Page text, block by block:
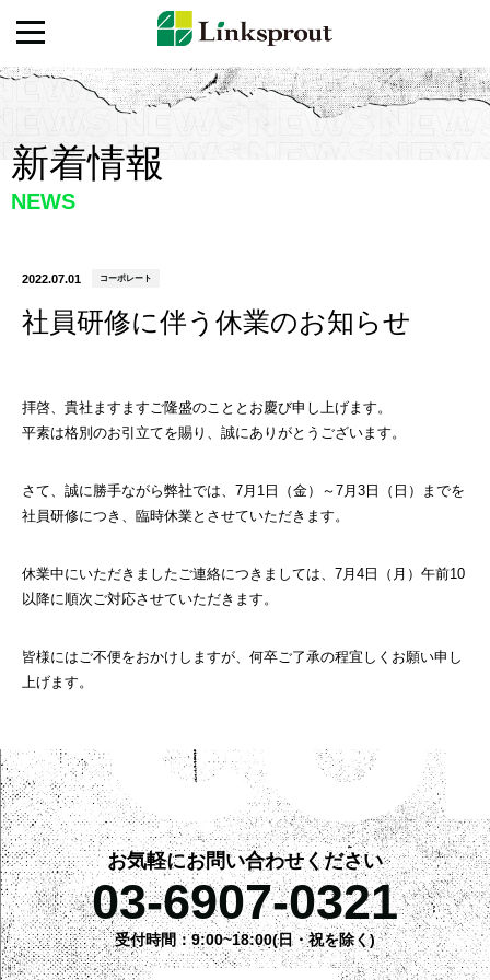
新着情報
NEWS
2022.07.01 コーポレート
社員研修に伴う休業のお知らせ
拝啓、貴社ますますご隆盛のこととお慶び申し上げます。
平素は格別のお引立てを賜り、誠にありがとうございます。
さて、誠に勝手ながら弊社では、7月1日（金）～7月3日（日）までを
社員研修につき、臨時休業とさせていただきます。
休業中にいただきましたご連絡につきましては、7月4日（月）午前10
以降に順次ご対応させていただきます。
皆様にはご不便をおかけしますが、何卒ご了承の程宜しくお願い申し
上げます。
お気軽にお問い合わせください
03-6907-0321
受付時間：9:00~18:00(日・祝を除く)